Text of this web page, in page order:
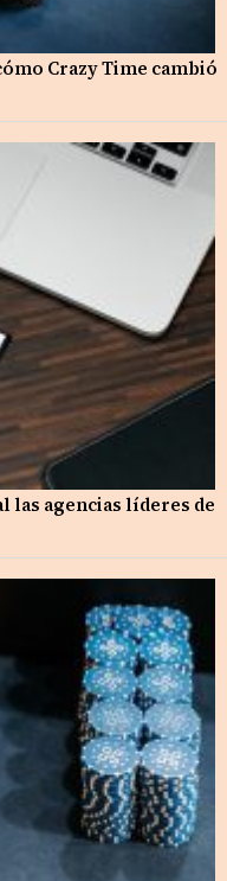
Crazy Time cambió
las agencias líderes de